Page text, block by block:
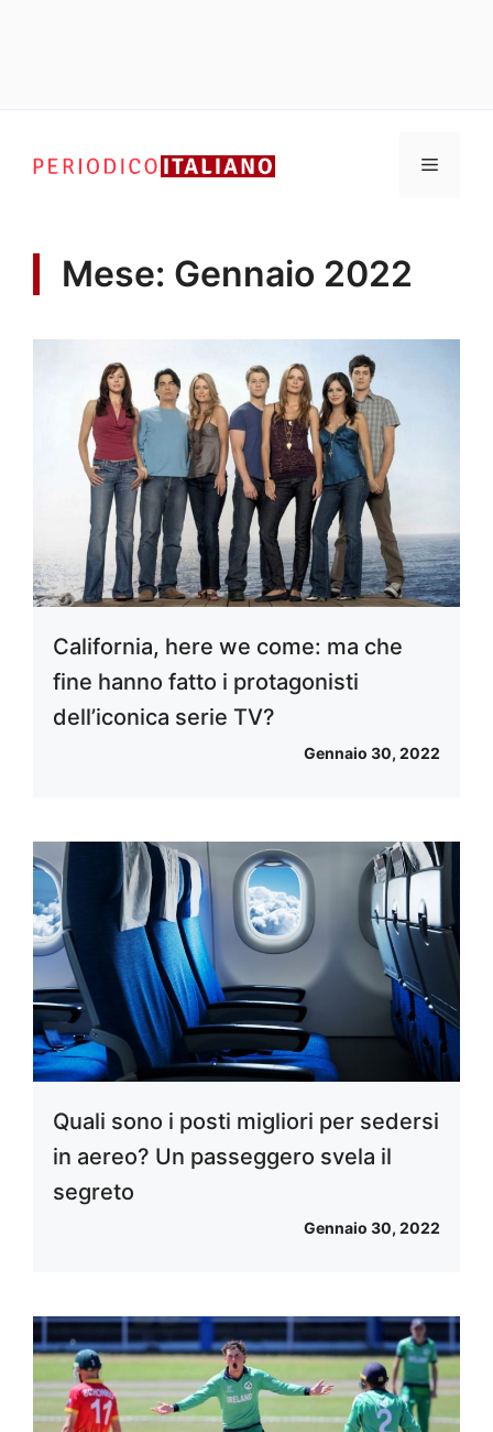
contenuto
Menu
Mese: Gennaio 2022
California, here we come: ma che
fine hanno fatto i protagonisti
dell’iconica serie TV?
Gennaio 30, 2022
Quali sono i posti migliori per sedersi
in aereo? Un passeggero svela il
segreto
Gennaio 30, 2022